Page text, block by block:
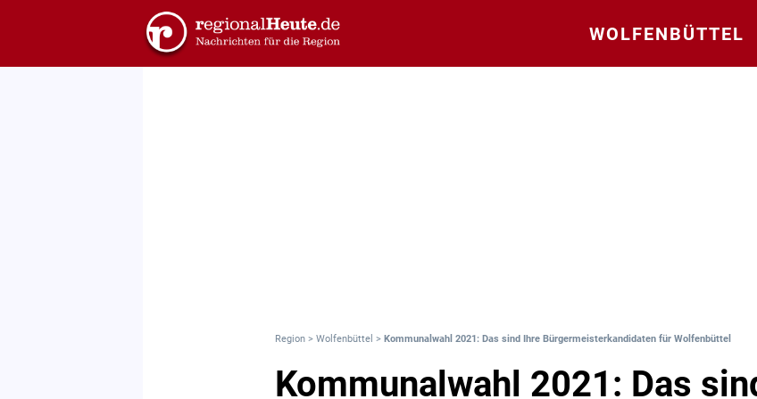
WOLFENBÜTTEL
Region > Wolfenbüttel > Kommunalwahl 2021: Das sind Ihre Bürgermeisterkandidaten für Wolfenbüttel
Kommunalwahl 2021: Das